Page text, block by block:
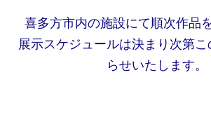
喜多方市内の施設にて順次作品
展示スケジュールは決まり次第
らせいたします。